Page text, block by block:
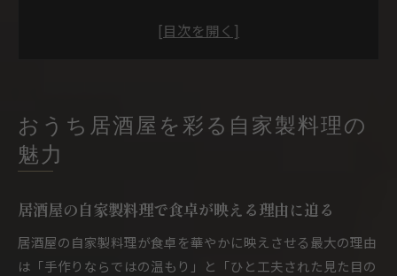
居酒屋のおつまみ殿堂入りメニューを自家製で
居酒屋メニュー簡単おつまみの再現ポイント
人気居酒屋メニューでおしゃれな食卓に変身
簡単にできる居酒屋おつまみ殿堂入りレシピ集
自宅でも楽しめる居酒屋定番メニューまとめ
おうち居酒屋を彩る自家製料理の
魅力
居酒屋の自家製料理で食卓が映える理由に迫る
居酒屋の自家製料理が食卓を華やかに映えさせる最大の理由
は「手作りならではの温もり」と「ひと工夫された見た目の